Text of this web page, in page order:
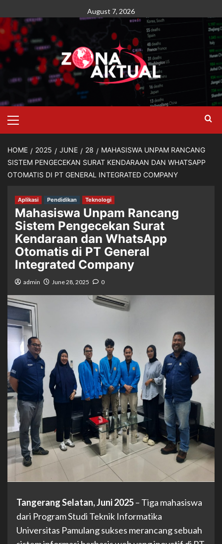
to
content
August 7, 2026
Menu
HOME 2025 JUNE 28
MAHASISWA UNPAM RANCANG
SISTEM PENGECEKAN SURAT KENDARAAN DAN WHATSAPP
OTOMATIS DI PT GENERAL INTEGRATED COMPANY
Aplikasi Pendidikan Teknologi
Mahasiswa Unpam Rancang
Sistem Pengecekan Surat
Kendaraan dan WhatsApp
Otomatis di PT General
Integrated Company
admin June 28, 2025 0
Tangerang Selatan, Juni 2025– Tiga mahasiswa
dari Program Studi Teknik Informatika
Universitas Pamulang sukses merancang sebuah